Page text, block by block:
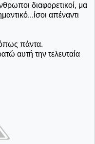
διαφορετικοί, μα
απέναντι
πάντα.
αυτή την τελευταία